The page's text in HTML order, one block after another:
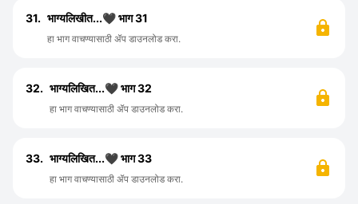
31. भाग्यलिखीत...🖤 भाग 31
हा भाग वाचण्यासाठी ॲप डाउनलोड करा.
32. भाग्यलिखित...🖤 भाग 32
हा भाग वाचण्यासाठी ॲप डाउनलोड करा.
33. भाग्यलिखित...🖤 भाग 33
हा भाग वाचण्यासाठी ॲप डाउनलोड करा.